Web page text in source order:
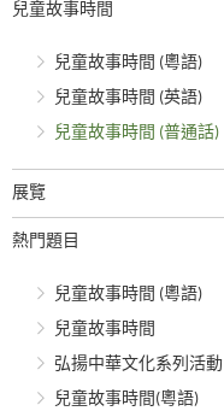
兒童故事時間
兒童故事時間 (粵語)
兒童故事時間 (英語)
兒童故事時間 (普通話)
展覽
熱門題目
兒童故事時間 (粵語)
兒童故事時間
弘揚中華文化系列活動
兒童故事時間(粵語)